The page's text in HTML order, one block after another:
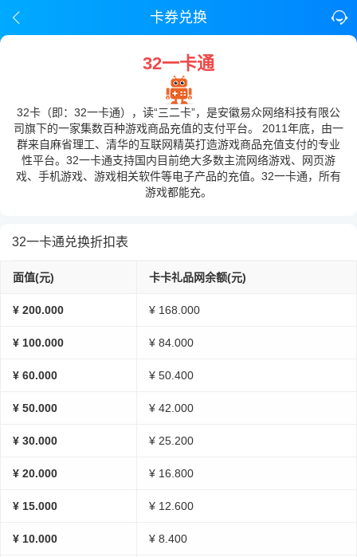
卡券兑换
32一卡通
32卡（即：32一卡通），读“三二卡”，是安徽易众网络科技有限公
司旗下的一家集数百种游戏商品充值的支付平台。 2011年底，由一
群来自麻省理工、清华的互联网精英打造游戏商品充值支付的专业
性平台。32一卡通支持国内目前绝大多数主流网络游戏、网页游
戏、手机游戏、游戏相关软件等电子产品的充值。32一卡通，所有
游戏都能充。
32一卡通兑换折扣表
面值(元) 卡卡礼品网余额(元)
¥ 200.000 ¥ 168.000
¥ 100.000 ¥ 84.000
¥ 60.000 ¥ 50.400
¥ 50.000 ¥ 42.000
¥ 30.000 ¥ 25.200
¥ 20.000 ¥ 16.800
¥ 15.000 ¥ 12.600
¥ 10.000 ¥ 8.400